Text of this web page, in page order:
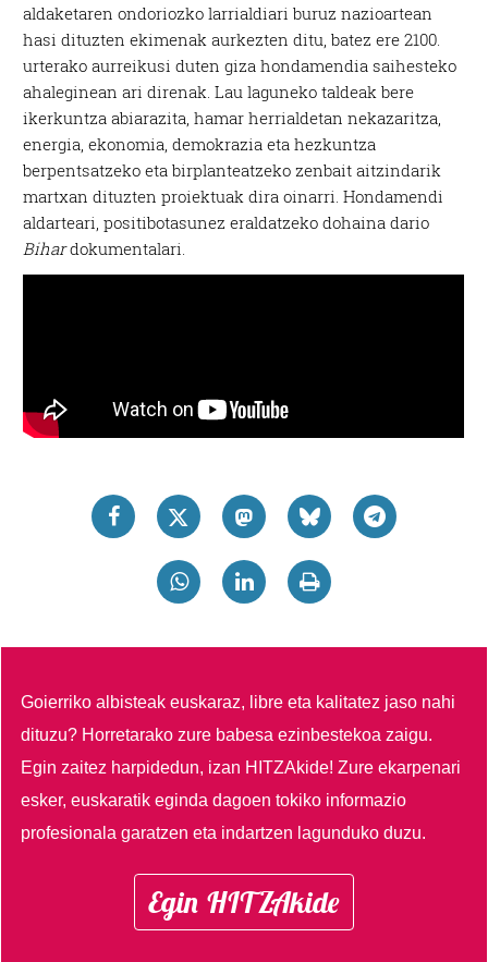
aldaketaren ondoriozko larrialdiari buruz nazioartean
hasi dituzten ekimenak aurkezten ditu, batez ere 2100.
urterako aurreikusi duten giza hondamendia saihesteko
ahaleginean ari direnak. Lau laguneko taldeak bere
ikerkuntza abiarazita, hamar herrialdetan nekazaritza,
energia, ekonomia, demokrazia eta hezkuntza
berpentsatzeko eta birplanteatzeko zenbait aitzindarik
martxan dituzten proiektuak dira oinarri. Hondamendi
aldarteari, positibotasunez eraldatzeko dohaina dario
Bihardokumentalari.
Goierriko albisteak euskaraz, libre eta kalitatez jaso nahi
dituzu? Horretarako zure babesa ezinbestekoa zaigu.
Egin zaitez harpidedun, izan HITZAkide!Zure ekarpenari
esker, euskaratik eginda dagoen tokiko informazio
profesionala garatzen eta indartzen lagunduko duzu.
Egin HITZAkide